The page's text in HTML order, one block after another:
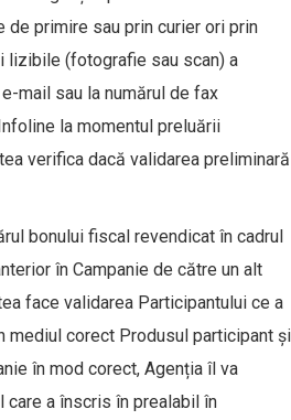
de primire sau prin curier ori prin
lizibile (fotografie sau scan) a
mail sau la numărul de fax
la momentul preluării
verifica dacă validarea preliminară
bonului fiscal revendicat în cadrul
în Campanie de către un alt
face validarea Participantului ce a
mediul corect Produsul participant și
în mod corect, Agenția îl va
care a înscris în prealabil în